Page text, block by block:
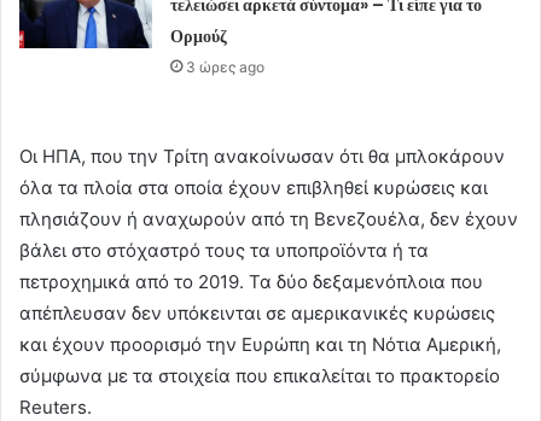
τελειώσει αρκετά σύντομα» – Τι είπε για το
Ορμούζ
3 ώρες ago
Οι ΗΠΑ, που την Τρίτη ανακοίνωσαν ότι θα μπλοκάρουν
όλα τα πλοία στα οποία έχουν επιβληθεί κυρώσεις και
πλησιάζουν ή αναχωρούν από τη Βενεζουέλα, δεν έχουν
βάλει στο στόχαστρό τους τα υποπροϊόντα ή τα
πετροχημικά από το 2019. Τα δύο δεξαμενόπλοια που
απέπλευσαν δεν υπόκεινται σε αμερικανικές κυρώσεις
και έχουν προορισμό την Ευρώπη και τη Νότια Αμερική,
σύμφωνα με τα στοιχεία που επικαλείται το πρακτορείο
Reuters.